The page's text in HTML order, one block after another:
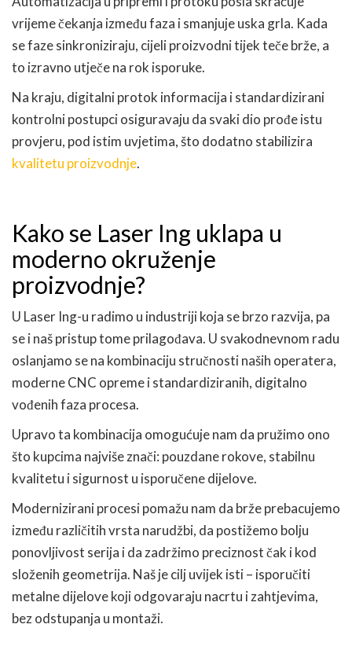
vrijeme čekanja između faza i smanjuje uska grla. Kada
se faze sinkroniziraju, cijeli proizvodni tijek teče brže, a
to izravno utječe na rok isporuke.
Na kraju, digitalni protok informacija i standardizirani
kontrolni postupci osiguravaju da svaki dio prođe istu
provjeru, pod istim uvjetima, što dodatno stabilizira
kvalitetu proizvodnje.
Kako se Laser Ing uklapa u
moderno okruženje
proizvodnje?
U Laser Ing-u radimo u industriji koja se brzo razvija, pa
se i naš pristup tome prilagođava. U svakodnevnom radu
oslanjamo se na kombinaciju stručnosti naših operatera,
moderne CNC opreme i standardiziranih, digitalno
vođenih faza procesa.
Upravo ta kombinacija omogućuje nam da pružimo ono
što kupcima najviše znači: pouzdane rokove, stabilnu
kvalitetu i sigurnost u isporučene dijelove.
Modernizirani procesi pomažu nam da brže prebacujemo
između različitih vrsta narudžbi, da postižemo bolju
ponovljivost serija i da zadržimo preciznost čak i kod
složenih geometrija. Naš je cilj uvijek isti – isporučiti
metalne dijelove koji odgovaraju nacrtu i zahtjevima,
bez odstupanja u montaži.